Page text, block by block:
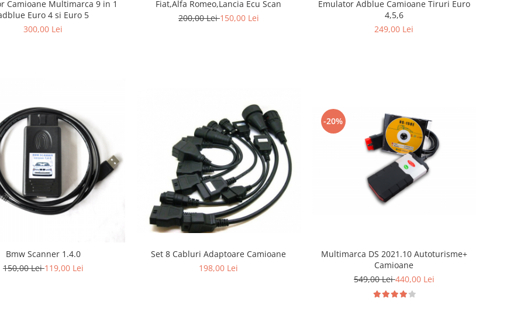
Camioane Multimarca 9 in 1
Euro 4 si Euro 5
300,00 Lei
Fiat,Alfa Romeo,Lancia Ecu Scan
200,00 Lei150,00 Lei
Emulator Adblue Camioane Tiruri Euro
4,5,6
249,00 Lei
Bmw Scanner 1.4.0
150,00 Lei119,00 Lei
Set 8 Cabluri Adaptoare Camioane
198,00 Lei
-20%
Multimarca DS 2021.10 Autoturisme+
Camioane
549,00 Lei440,00 Lei